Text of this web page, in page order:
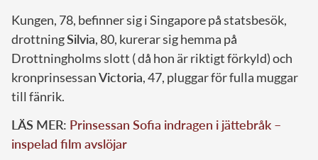
Kungen, 78, befinner sig i Singapore på statsbesök,
drottningSilvia, 80, kurerar sig hemma på
Drottningholms slott ( då hon är riktigt förkyld) och
kronprinsessanVictoria, 47, pluggar för fulla muggar
till fänrik.
LÄS MER: Prinsessan Sofia indragen i jättebråk –
inspelad film avslöjar